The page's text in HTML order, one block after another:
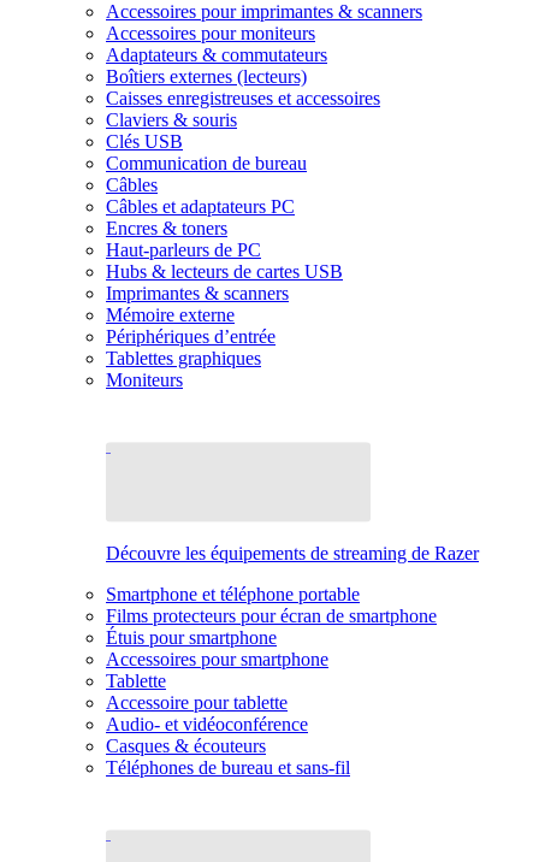
Accessoires pour imprimantes & scanners
Accessoires pour moniteurs
Adaptateurs & commutateurs
Boîtiers externes (lecteurs)
Caisses enregistreuses et accessoires
Claviers & souris
Clés USB
Communication de bureau
Câbles
Câbles et adaptateurs PC
Encres & toners
Haut-parleurs de PC
Hubs & lecteurs de cartes USB
Imprimantes & scanners
Mémoire externe
Périphériques d’entrée
Tablettes graphiques
Moniteurs
Découvre les équipements de streaming de Razer
Smartphone et téléphone portable
Films protecteurs pour écran de smartphone
Étuis pour smartphone
Accessoires pour smartphone
Tablette
Accessoire pour tablette
Audio- et vidéoconférence
Casques & écouteurs
Téléphones de bureau et sans-fil